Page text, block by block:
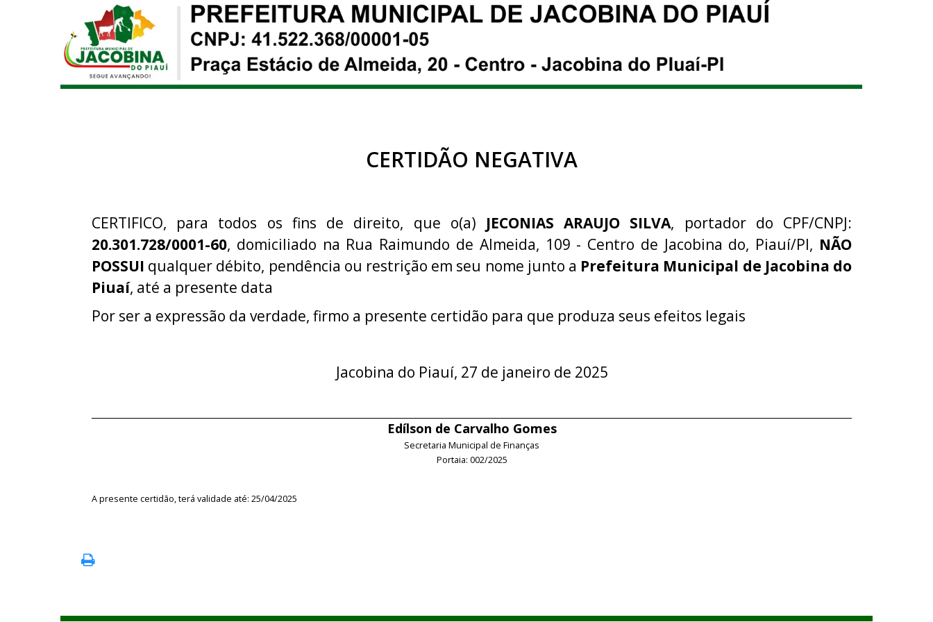
CERTIDÃO NEGATIVA
CERTIFICO, para todos os fins de direito, que o(a) JECONIAS ARAUJO SILVA, portador do CPF/CNPJ:
20.301.728/0001-60, domiciliado na Rua Raimundo de Almeida, 109 - Centro de Jacobina do, Piauí/PI, NÃO
POSSUI qualquer débito, pendência ou restrição em seu nome junto a Prefeitura Municipal de Jacobina do
Piuaí, até a presente data
Por ser a expressão da verdade, firmo a presente certidão para que produza seus efeitos legais
Jacobina do Piauí, 27 de janeiro de 2025
Edílson de Carvalho Gomes
Secretaria Municipal de Finanças
Portaia: 002/2025
A presente certidão, terá validade até: 25/04/2025